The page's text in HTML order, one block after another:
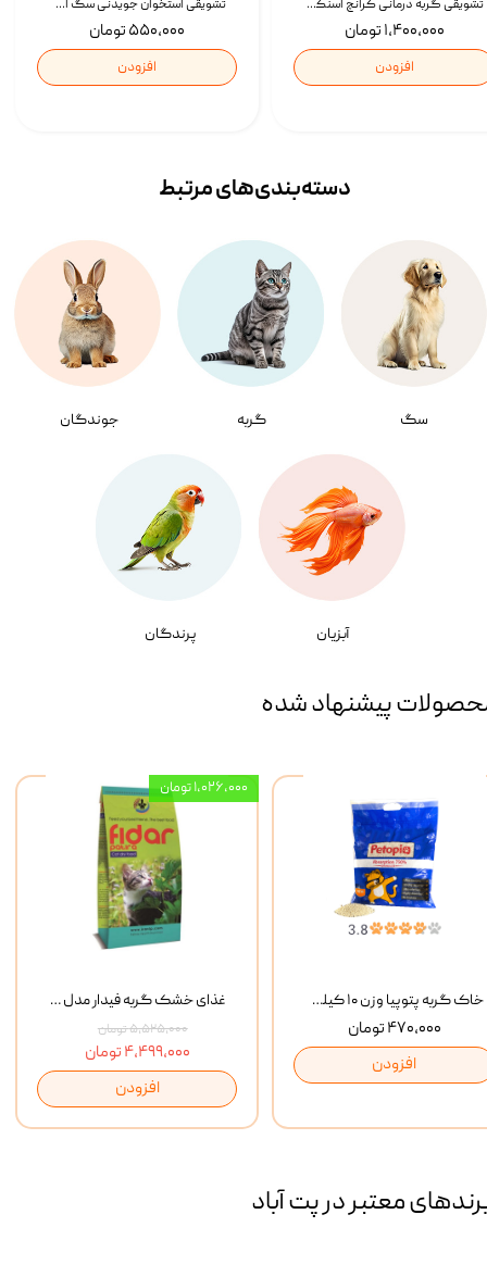
تشویقی استخوان جویدنی سگ اسنکی کرانچی با طعم مرغ Snacky Crunchy Munchy وزن 100 گرم
۵۵۰,۰۰۰ تومان
افزودن
تشویقی گربه درمانی کرانچ اسنکی با طعم میکس Snacky Crunch Cat Treats وزن 60 گرم بسته 4 عددی
۱,۴۰۰,۰۰۰ تومان
افزودن
سگ گربه جوندگان
آبزیان پرندگان
دسته‌بندی‌‌های مرتبط
پیشنهاد شده
غذای خشک گربه فیدار مدل Adult وزن 10 کیلوگرم
۵,۵۲۵,۰۰۰ تومان
۴,۴۹۹,۰۰۰ تومان
افزودن
۱,۰۲۶,۰۰۰ تومان
خاک گربه پتوپیا وزن ۱۰ کیلوگرم
۴۷۰,۰۰۰ تومان
افزودن
معتبر در پت آباد